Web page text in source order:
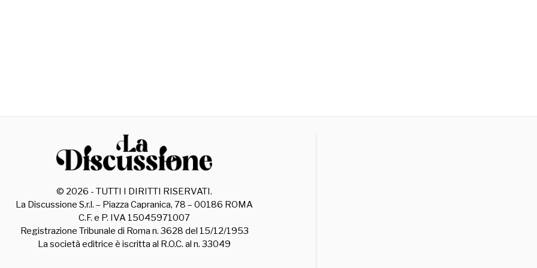
© 2026 - TUTTI I DIRITTI RISERVATI.
La Discussione S.r.l. – Piazza Capranica, 78 – 00186 ROMA
C.F. e P. IVA 15045971007
Registrazione Tribunale di Roma n. 3628 del 15/12/1953
La società editrice è iscritta al R.O.C. al n. 33049